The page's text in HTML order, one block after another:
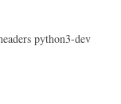
python3-dev